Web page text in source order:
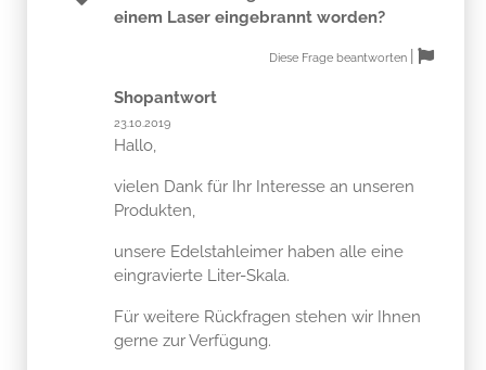
einem Laser eingebrannt worden?
Diese Frage beantworten
Shopantwort
23.10.2019
Hallo,
vielen Dank für Ihr Interesse an unseren
Produkten,
unsere Edelstahleimer haben alle eine
eingravierte Liter-Skala.
Für weitere Rückfragen stehen wir Ihnen
gerne zur Verfügung.